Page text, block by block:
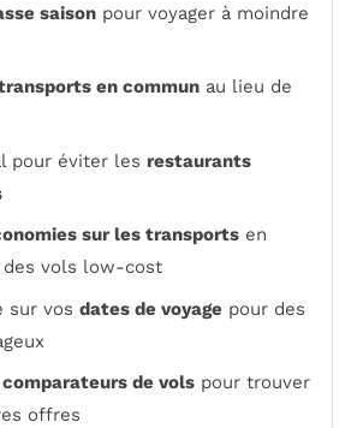
saison pour voyager à moindre
en commun au lieu de
pour éviter les restaurants
sur les transports en
des vols low-cost
sur vos dates de voyage pour des
comparateurs de vols pour trouver
offres